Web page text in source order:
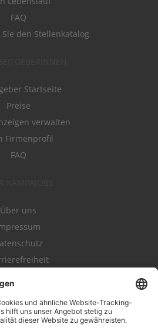
FAQ
den Stellenkatalog
Startseite
Preise
verwalten
Firmenprofil
FAQ
Über uns